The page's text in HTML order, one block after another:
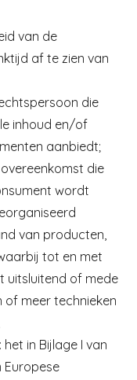
van de
af te zien van
die
inhoud en/of
aanbiedt;
die
wordt
van producten,
tot en met
uitsluitend of mede
meer technieken
in Bijlage I van